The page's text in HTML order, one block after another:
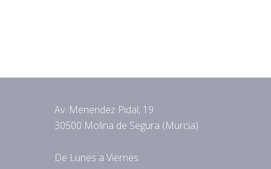
Av. Menendez Pidal, 19
30500 Molina de Segura (Murcia)
De Lunes a Viernes